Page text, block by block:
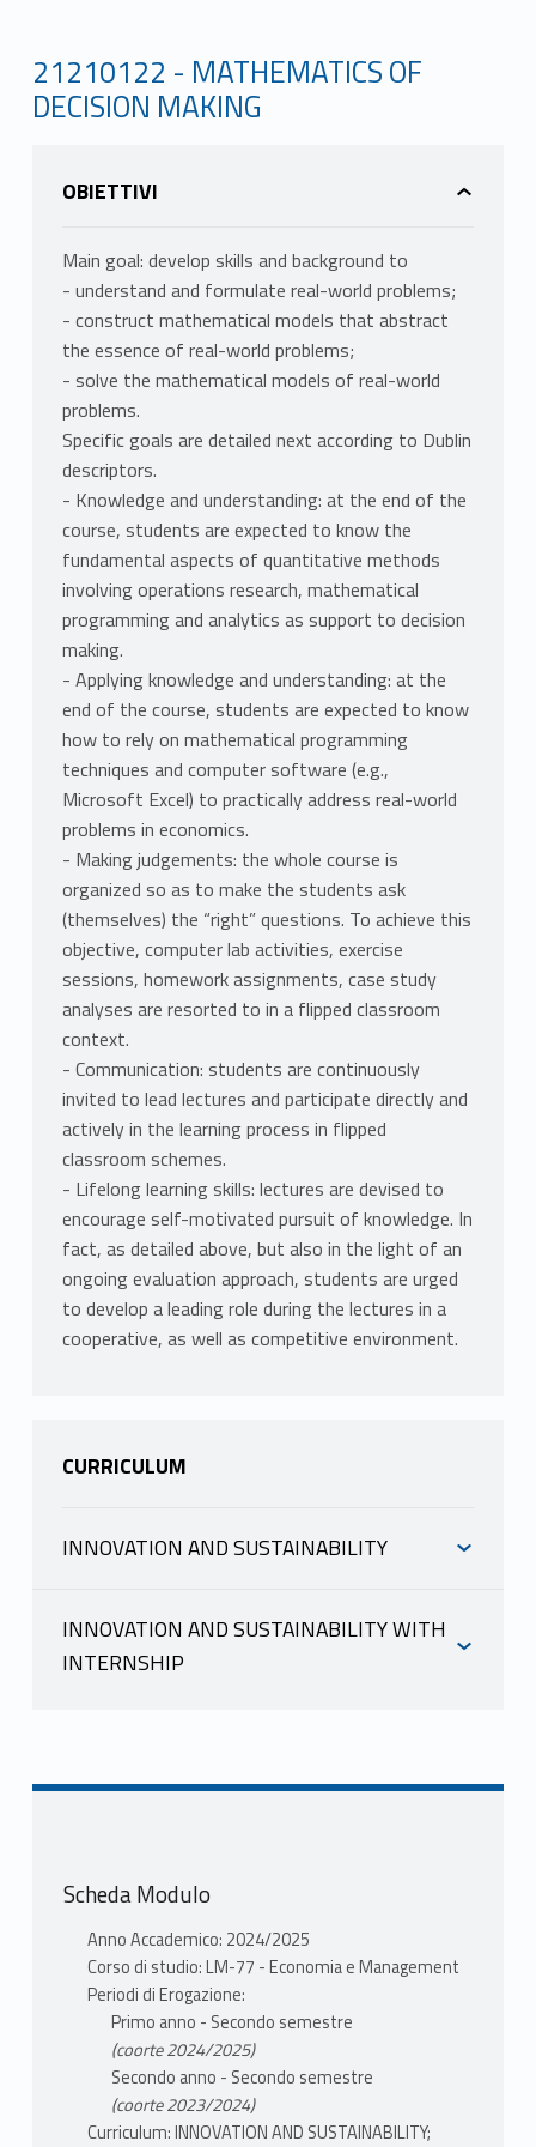
21210122 - MATHEMATICS OF
DECISION MAKING
OBIETTIVI
Main goal: develop skills and background to
- understand and formulate real-world problems;
- construct mathematical models that abstract
the essence of real-world problems;
- solve the mathematical models of real-world
problems.
Specific goals are detailed next according to Dublin
descriptors.
- Knowledge and understanding: at the end of the
course, students are expected to know the
fundamental aspects of quantitative methods
involving operations research, mathematical
programming and analytics as support to decision
making.
- Applying knowledge and understanding: at the
end of the course, students are expected to know
how to rely on mathematical programming
techniques and computer software (e.g.,
Microsoft Excel) to practically address real-world
problems in economics.
- Making judgements: the whole course is
organized so as to make the students ask
(themselves) the “right” questions. To achieve this
objective, computer lab activities, exercise
sessions, homework assignments, case study
analyses are resorted to in a flipped classroom
context.
- Communication: students are continuously
invited to lead lectures and participate directly and
actively in the learning process in flipped
classroom schemes.
- Lifelong learning skills: lectures are devised to
encourage self-motivated pursuit of knowledge. In
fact, as detailed above, but also in the light of an
ongoing evaluation approach, students are urged
to develop a leading role during the lectures in a
cooperative, as well as competitive environment.
CURRICULUM
INNOVATION AND SUSTAINABILITY
RICCI JACOPO MARIA
fondamentali della ricerca operativa,
della programmazione matematica e
dell'analisi. Gli argomenti principali sono
organizzati secondo le seguenti unità
didattiche.
Unità 1 - Aspetti applicati (40 ore)
1.a (20 ore) Tecniche di modellazione
attraverso la programmazione
INNOVATION AND SUSTAINABILITY WITH
INTERNSHIP
RICCI JACOPO MARIA
PROGRAMMA
Il corso si concentra sugli aspetti
fondamentali della ricerca operativa,
della programmazione matematica e
dell'analisi. Gli argomenti principali sono
organizzati secondo le seguenti unità
didattiche.
Scheda Modulo
Anno Accademico: 2024/2025
Corso di studio: LM-77 - Economia e Management
Periodi di Erogazione:
Primo anno - Secondo semestre
(coorte 2024/2025)
Secondo anno - Secondo semestre
(coorte 2023/2024)
Curriculum: INNOVATION AND SUSTAINABILITY;